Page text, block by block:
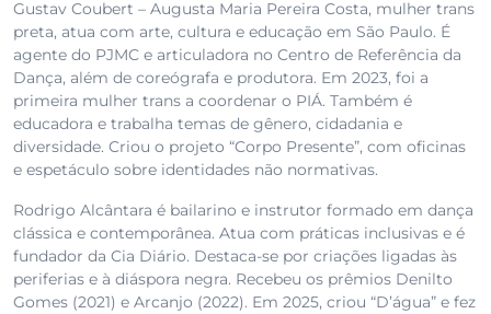
Gustav Coubert – Augusta Maria Pereira Costa, mulher trans
preta, atua com arte, cultura e educação em São Paulo. É
agente do PJMC e articuladora no Centro de Referência da
Dança, além de coreógrafa e produtora. Em 2023, foi a
primeira mulher trans a coordenar o PIÁ. Também é
educadora e trabalha temas de gênero, cidadania e
diversidade. Criou o projeto “Corpo Presente”, com oficinas
e espetáculo sobre identidades não normativas.
Rodrigo Alcântara é bailarino e instrutor formado em dança
clássica e contemporânea. Atua com práticas inclusivas e é
fundador da Cia Diário. Destaca-se por criações ligadas às
periferias e à diáspora negra. Recebeu os prêmios Denilto
Gomes (2021) e Arcanjo (2022). Em 2025, criou “D’água” e fez